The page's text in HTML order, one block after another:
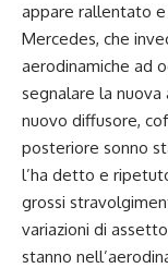
appare rallentato
Mercedes, che
aerodinamiche ad
segnalare la nuova
nuovo diffusore,
posteriore sonno
l’ha detto e
grossi
variazioni di
stanno